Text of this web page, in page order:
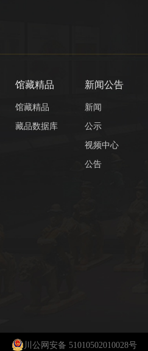
馆藏精品
馆藏精品
藏品数据库
新闻公告
新闻
公示
视频中心
公告
川公网安备 51010502010028号